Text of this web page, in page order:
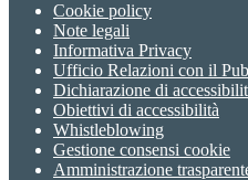
Cookie policy
Note legali
Informativa Privacy
Ufficio Relazioni con il
Dichiarazione di
Obiettivi di accessibilità
Whistleblowing
Gestione consensi cookie
Amministrazione